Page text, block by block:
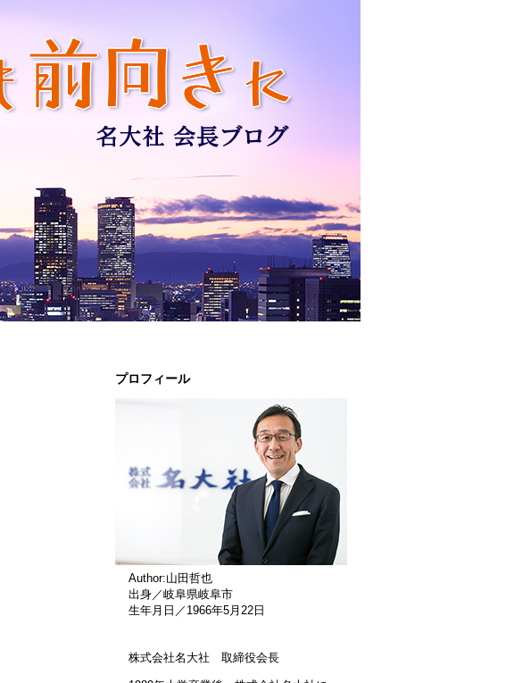
プロフィール
Author:山田哲也
出身／岐阜県岐阜市
生年月日／1966年5月22日
株式会社名大社 取締役会長